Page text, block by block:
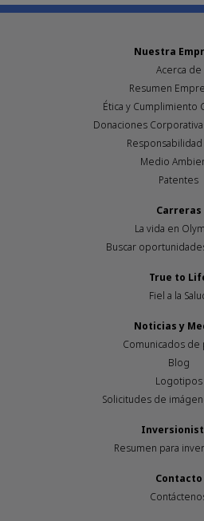
Nuestra
Acerca de
Resumen
Ética y Cumplimiento
Donaciones
Responsabilidad
Medio
Patentes
Carreras
La vida en
Buscar
True to
Fiel a la
Noticias y
Comunicados de
Blog
Logotipos
Solicitudes de
Resumen para
Contacto